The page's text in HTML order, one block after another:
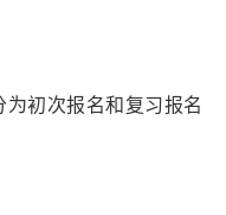
初次报名和复习报名